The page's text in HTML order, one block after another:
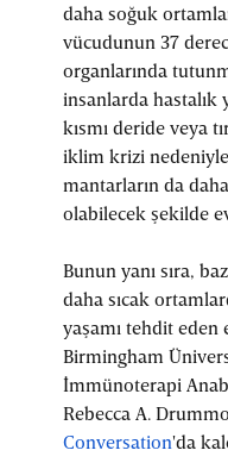
daha soğuk
vücudunun 37
organlarında
insanlarda hastalık
kısmı deride veya
iklim krizi nedeniyle
mantarların da
olabilecek şekilde
Bunun yanı sıra,
daha sıcak
yaşamı tehdit
Birmingham
İmmünoterapi
Rebecca A.
Conversation'da